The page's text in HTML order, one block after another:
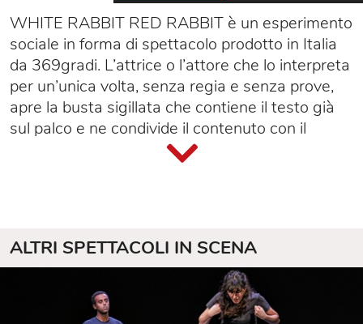
WHITE RABBIT RED RABBIT è un esperimento
sociale in forma di spettacolo prodotto in Italia
da 369gradi. L’attrice o l’attore che lo interpreta
per un’unica volta, senza regia e senza prove,
apre la busta sigillata che contiene il testo già
sul palco e ne condivide il contenuto con il
pubblico. Una sedia, un tavolo, due bicchieri, gli
ALTRI SPETTACOLI IN SCENA